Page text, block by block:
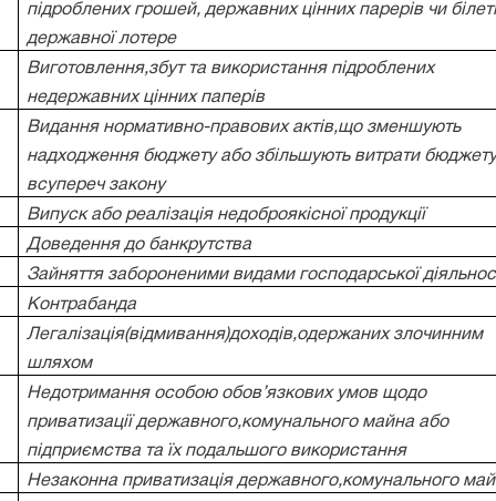
підроблених грошей, державних цінних парерів чи
державної лотере
Виготовлення,збут та використання підроблених
недержавних цінних паперів
Видання нормативно-правових актів,що зменшують
надходження бюджету або збільшують витрати
всупереч закону
Випуск або реалізація недоброякісної продукції
Доведення до банкрутства
Зайняття забороненими видами господарської
Контрабанда
Легалізація(відмивання)доходів,одержаних злочинним
шляхом
Недотримання особою обов’язкових умов щодо
приватизації державного,комунального майна або
підприємства та їх подальшого використання
Незаконна приватизація державного,комунального